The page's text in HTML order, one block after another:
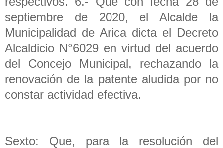
septiembre de 2020, el Alcalde la
Municipalidad de Arica dicta el Decreto
Alcaldicio N°6029 en virtud del acuerdo
del Concejo Municipal, rechazando la
renovación de la patente aludida por no
constar actividad efectiva.
Sexto: Que, para la resolución del